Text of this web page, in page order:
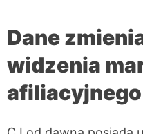
Dane
widzenia
afiliacyjnego